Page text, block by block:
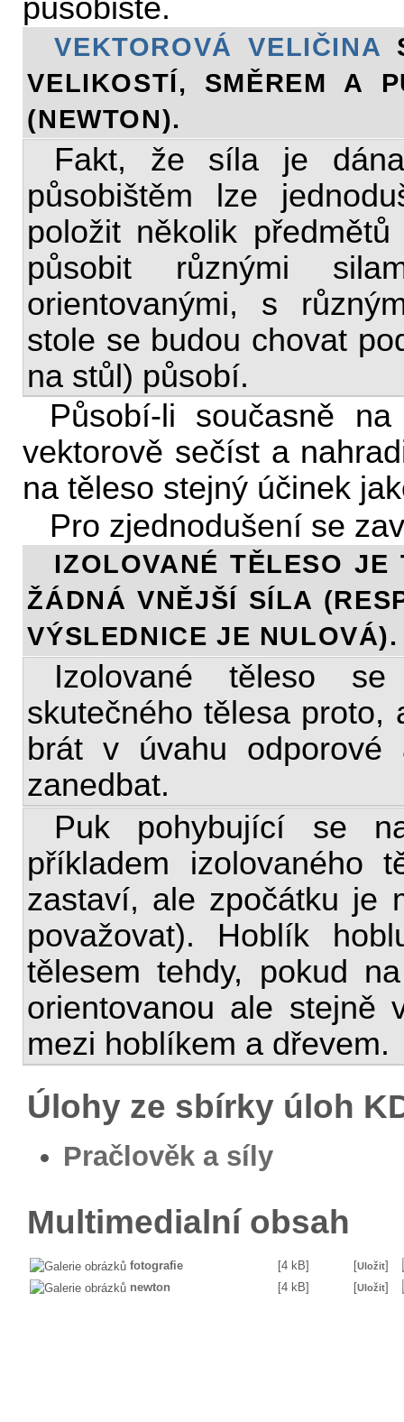
působiště.
VEKTOROVÁ VELIČINA
VELIKOSTÍ, SMĚREM A
(NEWTON).
Fakt, že síla je
působištěm lze
položit několik
působit různými
orientovanými, s
stole se budou chovat
na stůl) působí.
Působí-li současně
vektorově sečíst a
na těleso stejný účinek
Pro zjednodušení se
IZOLOVANÉ TĚLESO
ŽÁDNÁ VNĚJŠÍ SÍLA
VÝSLEDNICE JE NULOVÁ).
Izolované těleso
skutečného tělesa proto,
brát v úvahu
zanedbat.
Puk pohybující se
příkladem izolovaného
zastaví, ale zpočátku je
považovat). Hoblík
tělesem tehdy, pokud
orientovanou ale stejně
mezi hoblíkem a dřevem.
Úlohy ze sbírky úloh
Pračlověk a síly
Multimedialní obsah
fotografie [4 kB] [Uložit]
newton
[4 kB] [Uložit]